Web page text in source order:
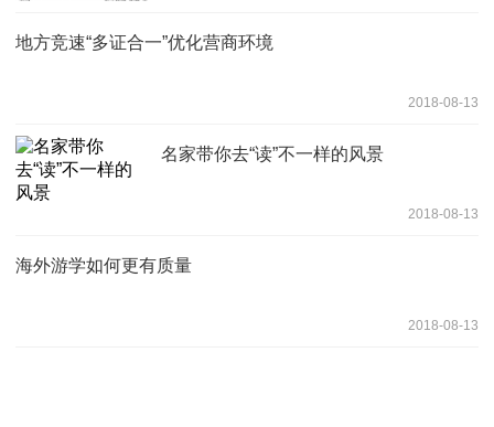
地方竞速“多证合一”优化营商环境
2018-08-13
名家带你去“读”不一样的风景
2018-08-13
海外游学如何更有质量
2018-08-13